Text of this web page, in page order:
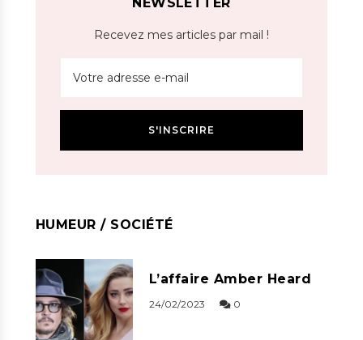
Recevez mes articles par mail !
HUMEUR / SOCIÉTÉ
L’affaire Amber Heard
24/02/2023 0